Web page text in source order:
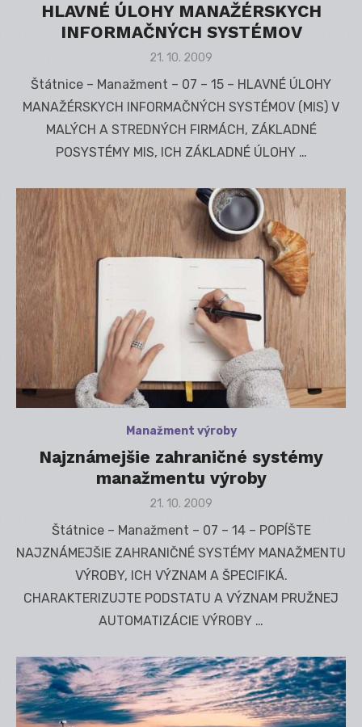
HLAVNÉ ÚLOHY MANAŽÉRSKYCH
INFORMAČNÝCH SYSTÉMOV
Posted
21. 10. 2009
Štátnice – Manažment – 07 – 15 – HLAVNÉ ÚLOHY
MANAŽÉRSKYCH INFORMAČNÝCH SYSTÉMOV (MIS) V
MALÝCH A STREDNÝCH FIRMÁCH, ZÁKLADNÉ
POSYSTÉMY MIS, ICH ZÁKLADNÉ ÚLOHY …
Manažment výroby
Najznámejšie zahraničné systémy
manažmentu výroby
Posted
21. 10. 2009
Štátnice – Manažment – 07 – 14 – POPÍŠTE
NAJZNÁMEJŠIE ZAHRANIČNÉ SYSTÉMY MANAŽMENTU
VÝROBY, ICH VÝZNAM A ŠPECIFIKÁ.
CHARAKTERIZUJTE PODSTATU A VÝZNAM PRUŽNEJ
AUTOMATIZÁCIE VÝROBY …